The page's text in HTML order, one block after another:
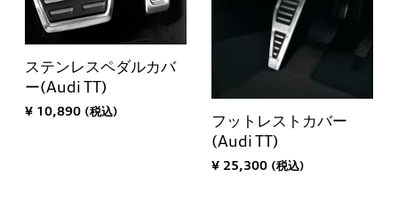
ステンレスペダルカバ
ー(Audi TT)
¥ 10,890 (税込)
フットレストカバー
(Audi TT)
¥ 25,300 (税込)